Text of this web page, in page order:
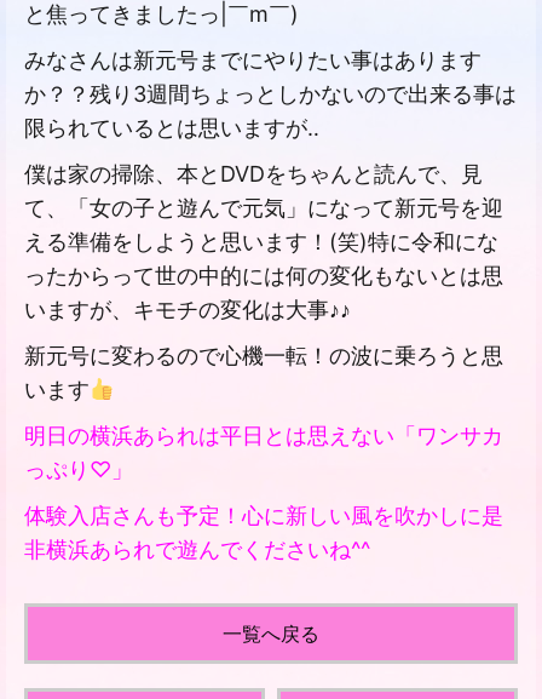
と焦ってきましたっ|￣m￣)
みなさんは新元号までにやりたい事はあります
か？？残り3週間ちょっとしかないので出来る事は
限られているとは思いますが‥
僕は家の掃除、本とDVDをちゃんと読んで、見
て、「女の子と遊んで元気」になって新元号を迎
える準備をしようと思います！(笑)特に令和にな
ったからって世の中的には何の変化もないとは思
いますが、キモチの変化は大事♪♪
新元号に変わるので心機一転！の波に乗ろうと思
います
明日の横浜あられは平日とは思えない「ワンサカ
っぷり♡」
体験入店さんも予定！心に新しい風を吹かしに是
非横浜あられで遊んでくださいね^^
一覧へ戻る